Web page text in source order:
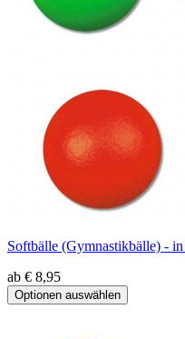
Softbälle (Gymnastikbälle) -
ab € 8,95